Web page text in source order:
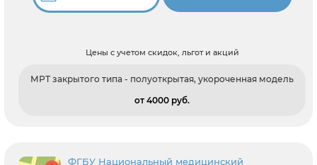
Цены с учетом скидок, льгот и акций
МРТ закрытого типа - полуоткрытая, укороченная модель
от 4000 pуб.
ФГБУ Национальный медицинский